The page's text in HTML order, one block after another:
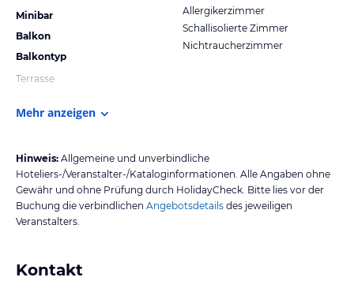
Minibar
Balkon
Balkontyp
Terrasse
Allergikerzimmer
Schallisolierte Zimmer
Nichtraucherzimmer
Mehr anzeigen
Hinweis: Allgemeine und unverbindliche
Hoteliers-/Veranstalter-/Kataloginformationen. Alle Angaben ohne
Gewähr und ohne Prüfung durch HolidayCheck. Bitte lies vor der
Buchung die verbindlichen Angebotsdetails des jeweiligen
Veranstalters.
Kontakt